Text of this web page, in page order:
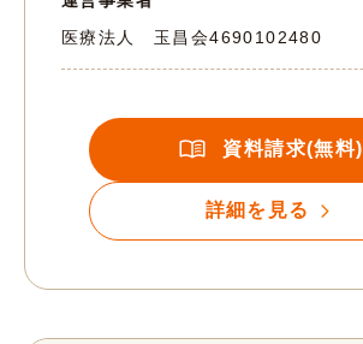
医療法人 玉昌会4690102480
資料請求(無料)
詳細を見る